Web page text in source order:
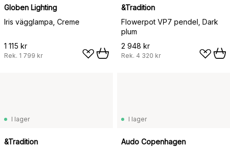
Globen Lighting
Iris vägglampa, Creme
1 115 kr
Rek. 1 799 kr
&Tradition
Flowerpot VP7 pendel, Dark
plum
2 948 kr
Rek. 4 320 kr
I lager
&Tradition
I lager
Audo Copenhagen